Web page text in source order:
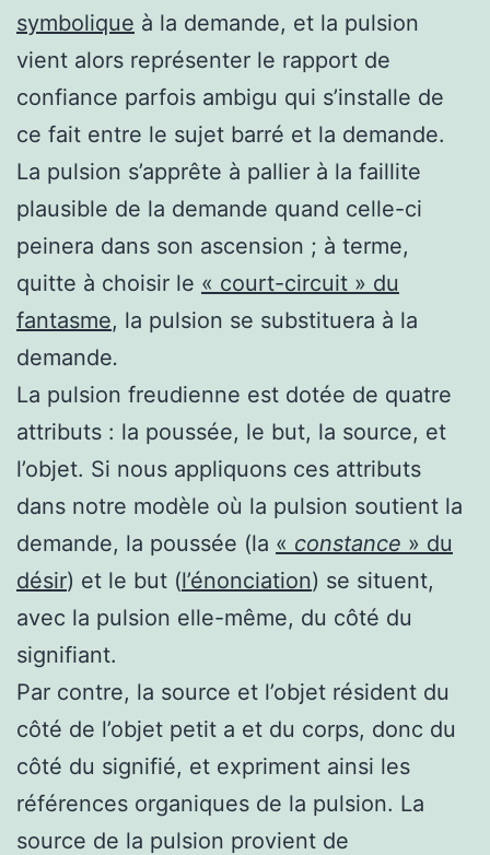
symbolique à la demande, et la pulsion
vient alors représenter le rapport de
confiance parfois ambigu qui s’installe de
ce fait entre le sujet barré et la demande.
La pulsion s’apprête à pallier à la faillite
plausible de la demande quand celle-ci
peinera dans son ascension ; à terme,
quitte à choisir le « court-circuit » du
fantasme, la pulsion se substituera à la
demande.
La pulsion freudienne est dotée de quatre
attributs : la poussée, le but, la source, et
l’objet. Si nous appliquons ces attributs
dans notre modèle où la pulsion soutient la
demande, la poussée (la « constance » du
désir) et le but (l’énonciation) se situent,
avec la pulsion elle-même, du côté du
signifiant.
Par contre, la source et l’objet résident du
côté de l’objet petit a et du corps, donc du
côté du signifié, et expriment ainsi les
références organiques de la pulsion. La
source de la pulsion provient de